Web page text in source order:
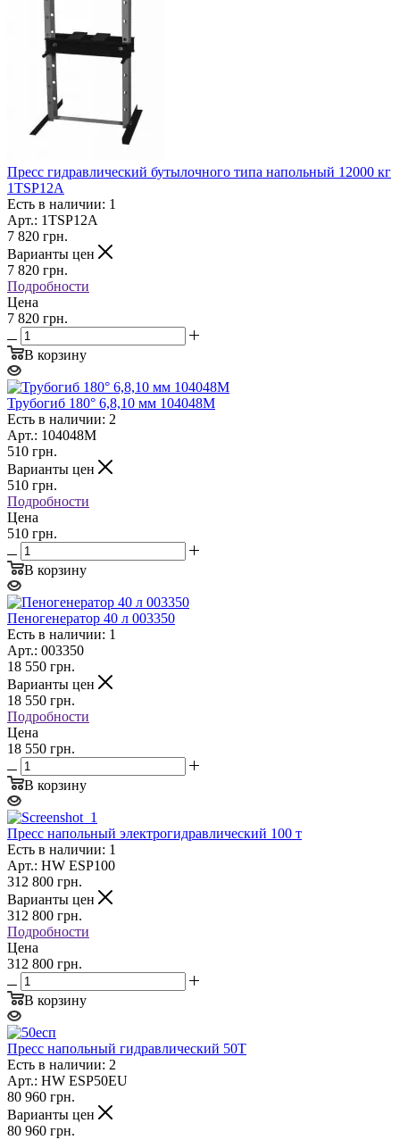
Пресс гидравлический бутылочного типа напольный 12000 кг
1TSP12A
Есть в наличии: 1
Арт.: 1TSP12A
7 820 грн.
Варианты цен
7 820 грн.
Подробности
Цена
7 820 грн.
В корзину
Трубогиб 180° 6,8,10 мм 104048M
Есть в наличии: 2
Арт.: 104048M
510 грн.
Варианты цен
510 грн.
Подробности
Цена
510 грн.
В корзину
Пеногенератор 40 л 003350
Есть в наличии: 1
Арт.: 003350
18 550 грн.
Варианты цен
18 550 грн.
Подробности
Цена
18 550 грн.
В корзину
Пресс напольный электрогидравлический 100 т
Есть в наличии: 1
Арт.: HW ESP100
312 800 грн.
Варианты цен
312 800 грн.
Подробности
Цена
312 800 грн.
В корзину
Пресс напольный гидравлический 50T
Есть в наличии: 2
Арт.: HW ESP50EU
80 960 грн.
Варианты цен
80 960 грн.